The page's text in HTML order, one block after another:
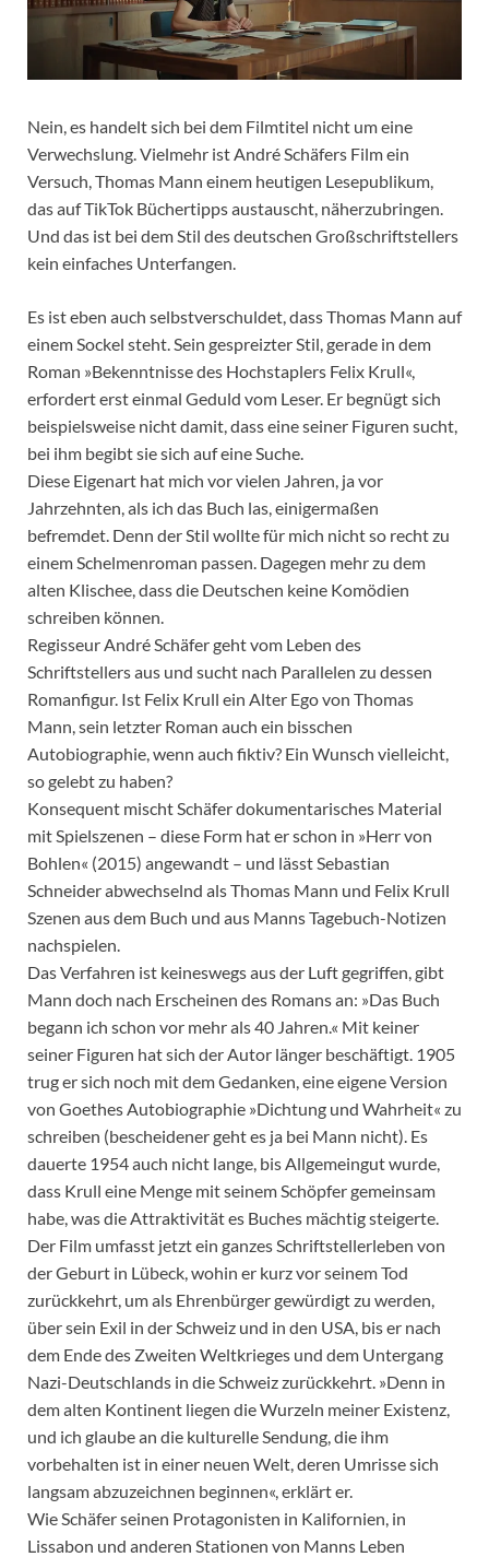
Nein, es handelt sich bei dem Filmtitel nicht um eine
Verwechslung. Vielmehr ist André Schäfers Film ein
Versuch, Thomas Mann einem heutigen Lesepublikum,
das auf TikTok Büchertipps austauscht, näherzubringen.
Und das ist bei dem Stil des deutschen Großschriftstellers
kein einfaches Unterfangen.
Es ist eben auch selbstverschuldet, dass Thomas Mann auf
einem Sockel steht. Sein gespreizter Stil, gerade in dem
Roman »Bekenntnisse des Hochstaplers Felix Krull«,
erfordert erst einmal Geduld vom Leser. Er begnügt sich
beispielsweise nicht damit, dass eine seiner Figuren sucht,
bei ihm begibt sie sich auf eine Suche.
Diese Eigenart hat mich vor vielen Jahren, ja vor
Jahrzehnten, als ich das Buch las, einigermaßen
befremdet. Denn der Stil wollte für mich nicht so recht zu
einem Schelmenroman passen. Dagegen mehr zu dem
alten Klischee, dass die Deutschen keine Komödien
schreiben können.
Regisseur André Schäfer geht vom Leben des
Schriftstellers aus und sucht nach Parallelen zu dessen
Romanfigur. Ist Felix Krull ein Alter Ego von Thomas
Mann, sein letzter Roman auch ein bisschen
Autobiographie, wenn auch fiktiv? Ein Wunsch vielleicht,
so gelebt zu haben?
Konsequent mischt Schäfer dokumentarisches Material
mit Spielszenen – diese Form hat er schon in »Herr von
Bohlen« (2015) angewandt – und lässt Sebastian
Schneider abwechselnd als Thomas Mann und Felix Krull
Szenen aus dem Buch und aus Manns Tagebuch-Notizen
nachspielen.
Das Verfahren ist keineswegs aus der Luft gegriffen, gibt
Mann doch nach Erscheinen des Romans an: »Das Buch
begann ich schon vor mehr als 40 Jahren.« Mit keiner
seiner Figuren hat sich der Autor länger beschäftigt. 1905
trug er sich noch mit dem Gedanken, eine eigene Version
von Goethes Autobiographie »Dichtung und Wahrheit« zu
schreiben (bescheidener geht es ja bei Mann nicht). Es
dauerte 1954 auch nicht lange, bis Allgemeingut wurde,
dass Krull eine Menge mit seinem Schöpfer gemeinsam
habe, was die Attraktivität es Buches mächtig steigerte.
Der Film umfasst jetzt ein ganzes Schriftstellerleben von
der Geburt in Lübeck, wohin er kurz vor seinem Tod
zurückkehrt, um als Ehrenbürger gewürdigt zu werden,
über sein Exil in der Schweiz und in den USA, bis er nach
dem Ende des Zweiten Weltkrieges und dem Untergang
Nazi-Deutschlands in die Schweiz zurückkehrt. »Denn in
dem alten Kontinent liegen die Wurzeln meiner Existenz,
und ich glaube an die kulturelle Sendung, die ihm
vorbehalten ist in einer neuen Welt, deren Umrisse sich
langsam abzuzeichnen beginnen«, erklärt er.
Wie Schäfer seinen Protagonisten in Kalifornien, in
Lissabon und anderen Stationen von Manns Leben